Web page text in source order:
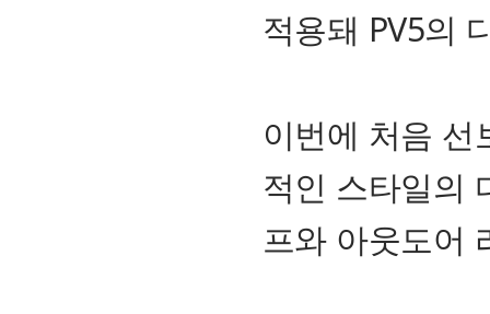
적용돼 PV5의
이번에 처음 선
적인 스타일의
프와 아웃도어